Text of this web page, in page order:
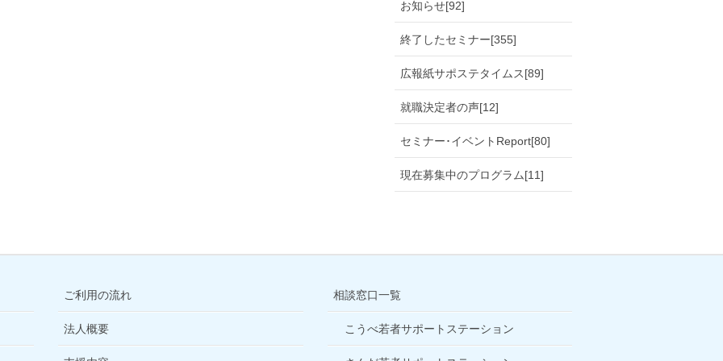
お知らせ[92]
終了したセミナー[355]
広報紙サポステタイムス[89]
就職決定者の声[12]
セミナー･イベントReport[80]
現在募集中のプログラム[11]
ご利用の流れ
法人概要
相談窓口一覧
こうべ若者サポートステーション